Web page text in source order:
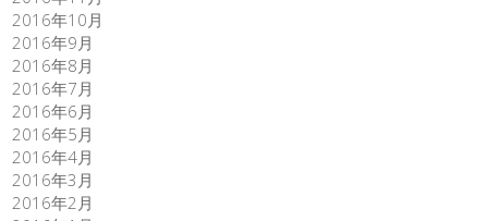
2016年10月
2016年9月
2016年8月
2016年7月
2016年6月
2016年5月
2016年4月
2016年3月
2016年2月